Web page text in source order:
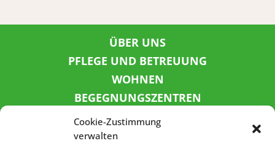
Cookie-Zustimmung
verwalten
ÜBER UNS
PFLEGE UND BETREUUNG
WOHNEN
BEGEGNUNGSZENTREN
KINDER UND JUGEND
KONTAKT